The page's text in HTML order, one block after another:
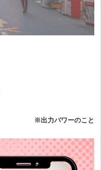
※出力パワーのこと